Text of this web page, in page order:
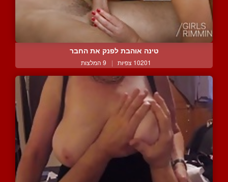
טינה אוהבת לפנק את החבר
10201 צפיות | 9 המלצות